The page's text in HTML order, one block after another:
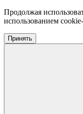
Продолжая
использованием
Принять